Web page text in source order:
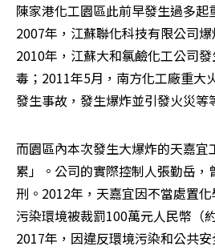
陳家港化工園區此前早發生過多起
2007年，江蘇聯化科技有限公司爆
2010年，江蘇大和氯鹼化工公司
毒；2011年5月，南方化工廠重大
發生事故，發生爆炸並引發火災等
而園區內本次發生大爆炸的天嘉宜
累」。公司的實際控制人張勤岳，
刑。2012年，天嘉宜因不當處置
污染環境被裁罰100萬元人民幣（
2017年，因違反環境污染和公共